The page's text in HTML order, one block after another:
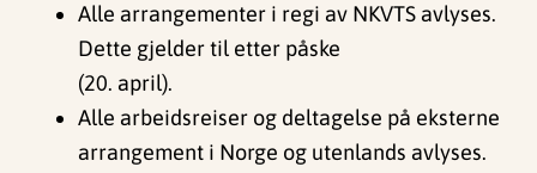
Alle arrangementer i regi av NKVTS avlyses.
Dette gjelder til etter påske
(20. april).
Alle arbeidsreiser og deltagelse på eksterne
arrangement i Norge og utenlands avlyses.